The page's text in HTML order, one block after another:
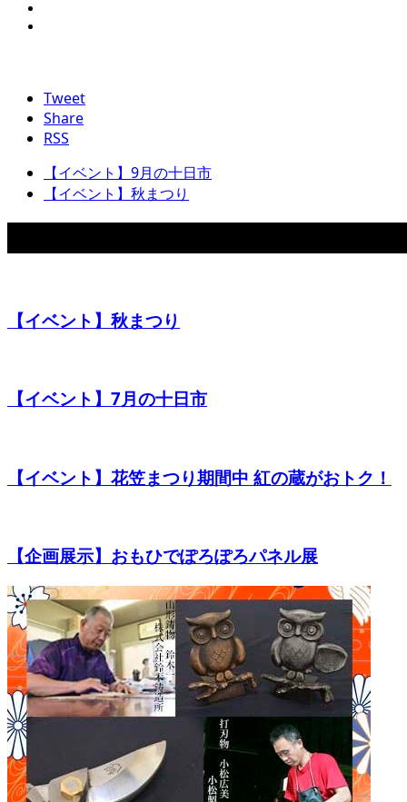
Tweet
Share
RSS
【イベント】9月の十日市
【イベント】秋まつり
【イベント】秋まつり
【イベント】7月の十日市
【イベント】花笠まつり期間中 紅の蔵がおトク！
【企画展示】おもひでぽろぽろパネル展